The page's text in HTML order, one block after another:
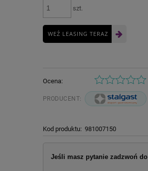
szt.
WEŹ LEASING TERAZ
Ocena:
PRODUCENT:
Kod produktu: 981007150
Jeśli masz pytanie zadzwoń